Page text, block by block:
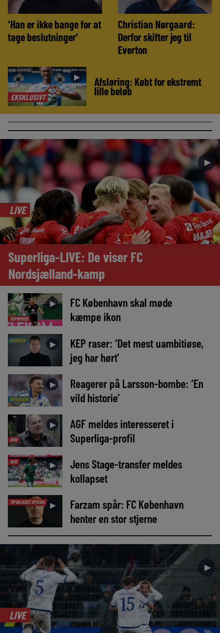
‘Han er ikke bange for at
tage beslutninger’
Christian Nørgaard:
Derfor skifter jeg til
Everton
EKSKLUSIVT
► Afsløring: Købt for ekstremt
lille beløb
►
LIVE
Superliga-LIVE: De viser FC
Nordsjælland-kamp
TOPNYHED
►
FC København skal møde
kæmpe ikon
NYHEDER ►
KEP raser: ‘Det mest uambitiøse,
jeg har hørt’
INTERVIEW
►
Reagerer på Larsson-bombe: ‘En
vild historie’
AVIS
►
AGF meldes interesseret i
Superliga-profil
AVIS ►
Jens Stage-transfer meldes
kollapset
TIPSBLADET SPECIAL ►
Farzam spår: FC København
henter en stor stjerne
►
LIVE